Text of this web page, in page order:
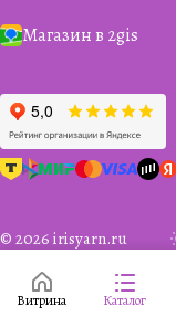
Магазин в 2gis
© 2026 irisyarn.ru
Витрина Каталог